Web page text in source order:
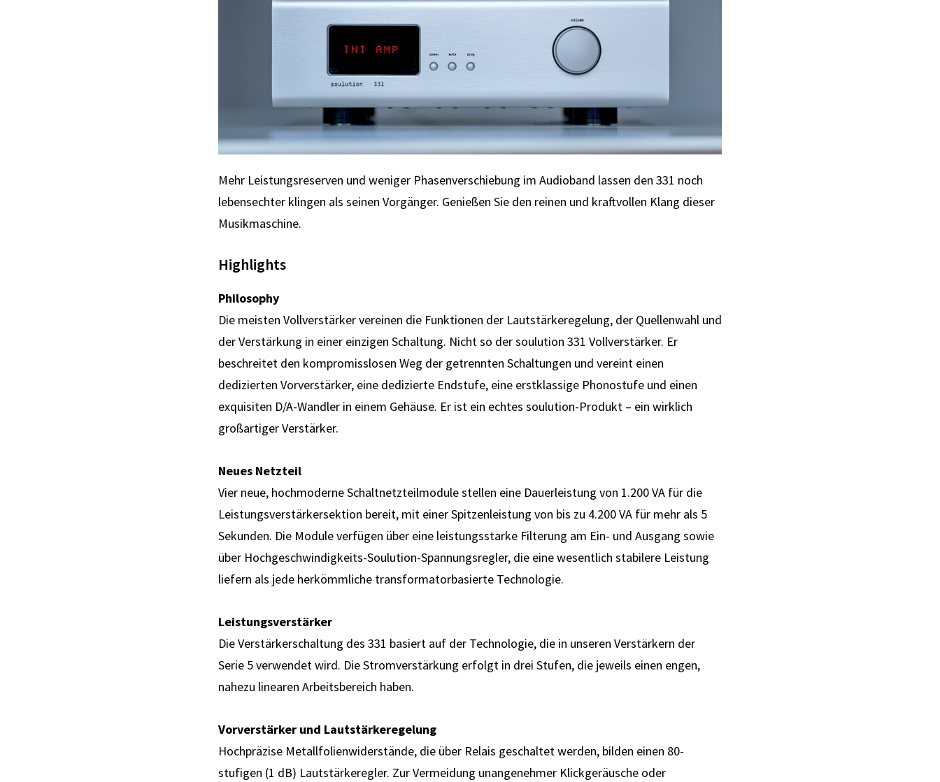
Mehr Leistungsreserven und weniger Phasenverschiebung im Audioband lassen den 331 noch
lebensechter klingen als seinen Vorgänger. Genießen Sie den reinen und kraftvollen Klang dieser
Musikmaschine.
Highlights
Philosophy
Die meisten Vollverstärker vereinen die Funktionen der Lautstärkeregelung, der Quellenwahl und
der Verstärkung in einer einzigen Schaltung. Nicht so der soulution 331 Vollverstärker. Er
beschreitet den kompromisslosen Weg der getrennten Schaltungen und vereint einen
dedizierten Vorverstärker, eine dedizierte Endstufe, eine erstklassige Phonostufe und einen
exquisiten D/A-Wandler in einem Gehäuse. Er ist ein echtes soulution-Produkt – ein wirklich
großartiger Verstärker.
Neues Netzteil
Vier neue, hochmoderne Schaltnetzteilmodule stellen eine Dauerleistung von 1.200 VA für die
Leistungsverstärkersektion bereit, mit einer Spitzenleistung von bis zu 4.200 VA für mehr als 5
Sekunden. Die Module verfügen über eine leistungsstarke Filterung am Ein- und Ausgang sowie
über Hochgeschwindigkeits-Soulution-Spannungsregler, die eine wesentlich stabilere Leistung
liefern als jede herkömmliche transformatorbasierte Technologie.
Leistungsverstärker
Die Verstärkerschaltung des 331 basiert auf der Technologie, die in unseren Verstärkern der
Serie 5 verwendet wird. Die Stromverstärkung erfolgt in drei Stufen, die jeweils einen engen,
nahezu linearen Arbeitsbereich haben.
Vorverstärker und Lautstärkeregelung
Hochpräzise Metallfolienwiderstände, die über Relais geschaltet werden, bilden einen 80-
stufigen (1 dB) Lautstärkeregler. Zur Vermeidung unangenehmer Klickgeräusche oder